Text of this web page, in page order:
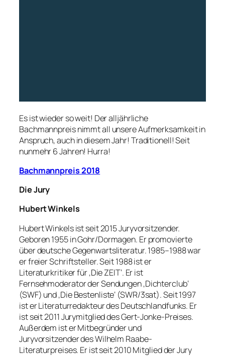
Es ist wieder so weit! Der alljährliche
Bachmannpreis nimmt all unsere Aufmerksamkeit in
Anspruch, auch in diesem Jahr! Traditionell! Seit
nunmehr 6 Jahren! Hurra!
Bachmannpreis 2018
Die Jury
Hubert Winkels
Hubert Winkels ist seit 2015 Juryvorsitzender.
Geboren 1955 in Gohr/Dormagen. Er promovierte
über deutsche Gegenwartsliteratur. 1985–1988 war
er freier Schriftsteller. Seit 1988 ist er
Literaturkritiker für ‚Die ZEIT‘. Er ist
Fernsehmoderator der Sendungen ‚Dichterclub‘
(SWF) und ‚Die Bestenliste‘ (SWR/3sat). Seit 1997
ist er Literaturredakteur des Deutschlandfunks. Er
ist seit 2011 Jurymitglied des Gert-Jonke-Preises.
Außerdem ist er Mitbegründer und
Juryvorsitzender des Wilhelm Raabe-
Literaturpreises. Er ist seit 2010 Mitglied der Jury